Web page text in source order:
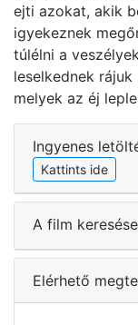
ejti azokat, akik
igyekeznek
túlélni a
leselkednek
melyek az éj
Ingyenes
Kattints ide
A film
Elérhető